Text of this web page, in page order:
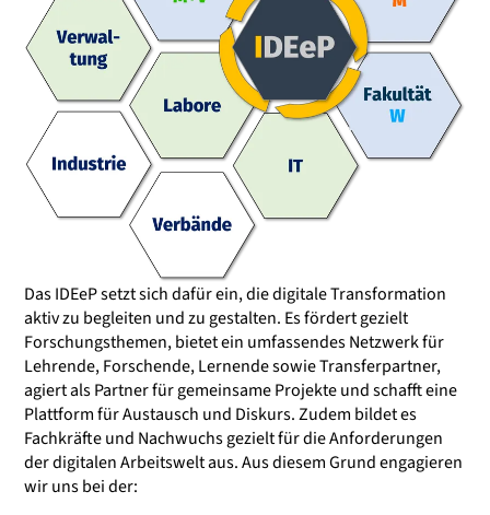
Das IDEeP setzt sich dafür ein, die digitale Transformation
aktiv zu begleiten und zu gestalten. Es fördert gezielt
Forschungsthemen, bietet ein umfassendes Netzwerk für
Lehrende, Forschende, Lernende sowie Transferpartner,
agiert als Partner für gemeinsame Projekte und schafft eine
Plattform für Austausch und Diskurs. Zudem bildet es
Fachkräfte und Nachwuchs gezielt für die Anforderungen
der digitalen Arbeitswelt aus. Aus diesem Grund engagieren
wir uns bei der: